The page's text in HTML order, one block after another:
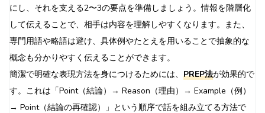
にし、それを支える2〜3の要点を準備しましょう。情報を階層化
して伝えることで、相手は内容を理解しやすくなります。また、
専門用語や略語は避け、具体例やたとえを用いることで抽象的な
概念も分かりやすく伝えることができます。
簡潔で明確な表現方法を身につけるためには、 PREP法が効果的で
す。これは「Point（結論）→ Reason（理由）→ Example（例）
→ Point（結論の再確認）」という順序で話を組み立てる方法で